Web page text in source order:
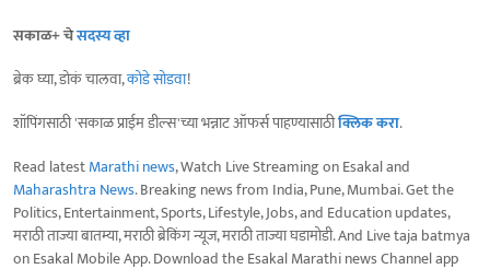
सकाळ+ चेसदस्य व्हा
ब्रेक घ्या, डोकं चालवा,कोडे सोडवा!
शॉपिंगसाठी 'सकाळ प्राईम डील्स'च्या भन्नाट ऑफर्स पाहण्यासाठीक्लिक करा.
Read latestMarathi news, Watch Live Streaming on Esakal and
Maharashtra News. Breaking news from India, Pune, Mumbai. Get the
Politics, Entertainment, Sports, Lifestyle, Jobs, and Education updates,
मराठी ताज्या बातम्या, मराठी ब्रेकिंग न्यूज, मराठी ताज्या घडामोडी. And Live taja batmya
on Esakal Mobile App. Download the Esakal Marathi news Channel app